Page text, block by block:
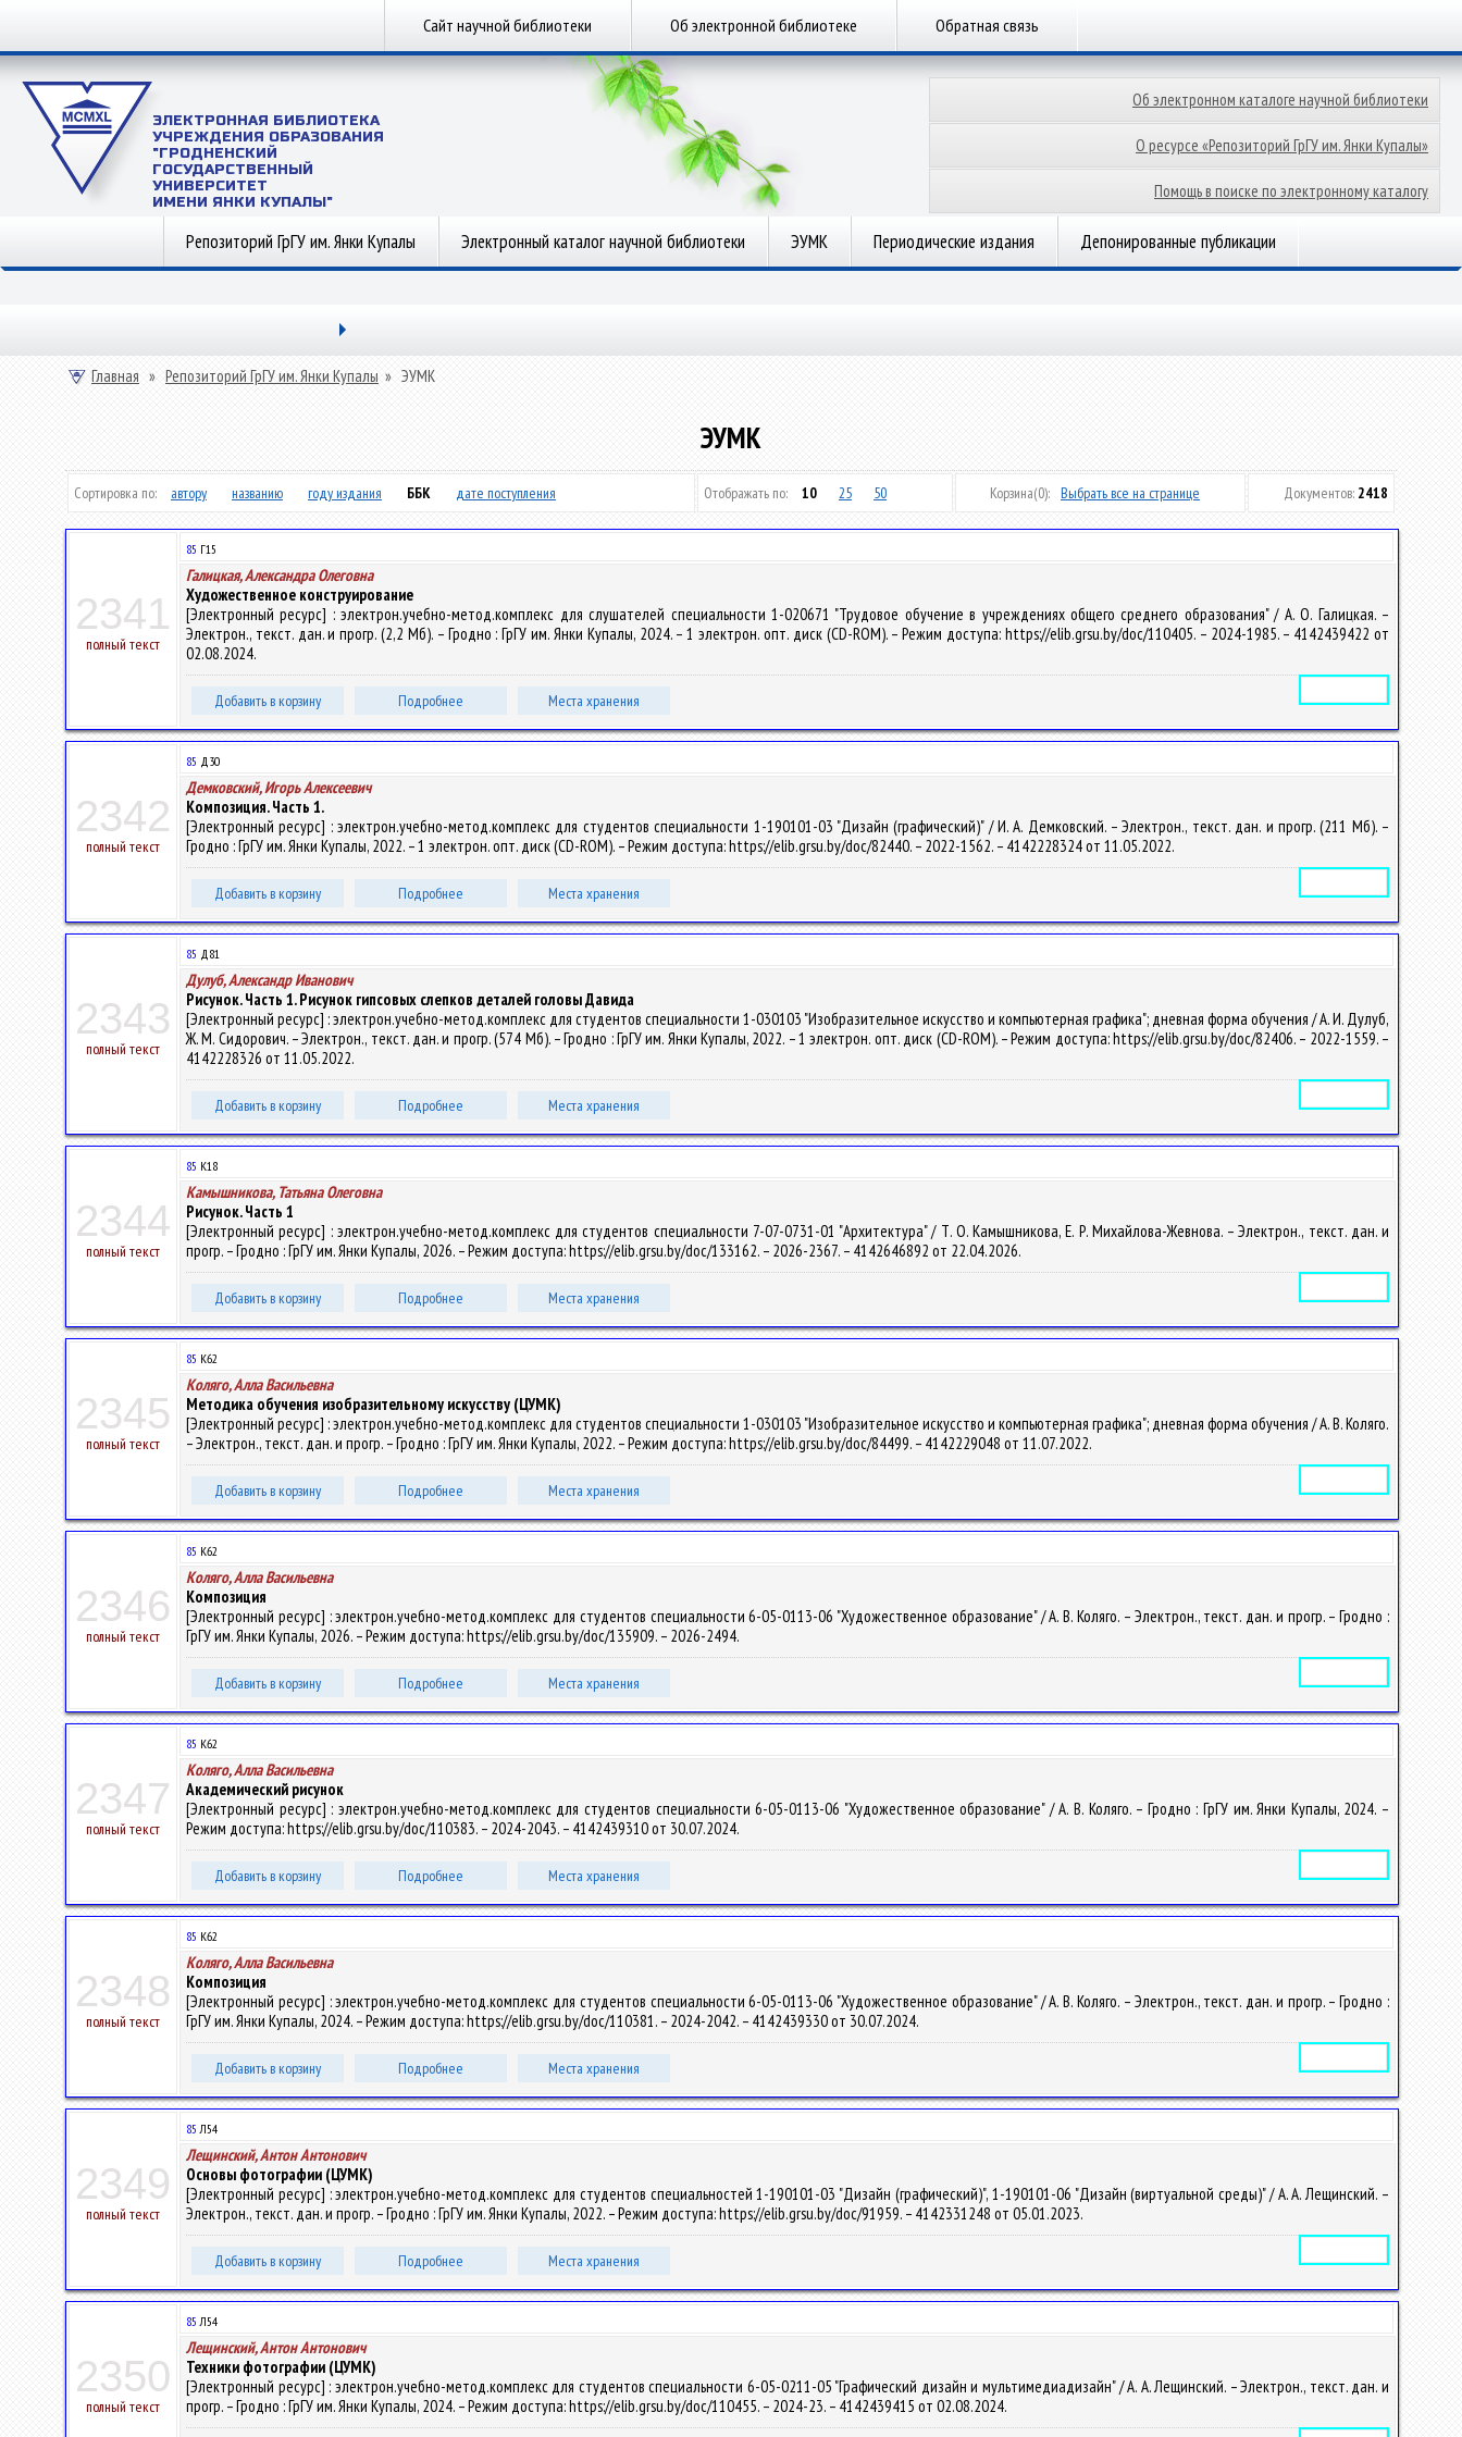
Сайт научной библиотеки Об электронной библиотеке Обратная связь
ЭЛЕКТРОННАЯ БИБЛИОТЕКА
УЧРЕЖДЕНИЯ ОБРАЗОВАНИЯ
"ГРОДНЕНСКИЙ
ГОСУДАРСТВЕННЫЙ
УНИВЕРСИТЕТ
ИМЕНИ ЯНКИ КУПАЛЫ"
Об электронном каталоге научной библиотеки
О ресурсе «Репозиторий ГрГУ им. Янки Купалы»
Помощь в поиске по электронному каталогу
Репозиторий ГрГУ им. Янки Купалы Электронный каталог научной библиотеки ЭУМК Периодические издания Депонированные публикации
Главная » Репозиторий ГрГУ им. Янки Купалы » ЭУМК
ЭУМК
Сортировка по: автору названию году издания ББК дате поступления Отображать по: 10 25 50 Корзина(0): Выбрать все на странице Документов: 2418
2341
полный текст
85 Г15
Галицкая, Александра Олеговна
Художественное конструирование
[Электронный ресурс] : электрон.учебно-метод.комплекс для слушателей специальности 1-020671 "Трудовое обучение в учреждениях общего среднего образования" / А. О. Галицкая. –
Электрон., текст. дан. и прогр. (2,2 Мб). – Гродно : ГрГУ им. Янки Купалы, 2024. – 1 электрон. опт. диск (CD-ROM). – Режим доступа: https://elib.grsu.by/doc/110405. – 2024-1985. – 4142439422 от
02.08.2024.
Добавить в корзину Подробнее Места хранения
2342
полный текст
85 Д30
Демковский, Игорь Алексеевич
Композиция. Часть 1.
[Электронный ресурс] : электрон.учебно-метод.комплекс для студентов специальности 1-190101-03 "Дизайн (графический)" / И. А. Демковский. – Электрон., текст. дан. и прогр. (211 Мб). –
Гродно : ГрГУ им. Янки Купалы, 2022. – 1 электрон. опт. диск (CD-ROM). – Режим доступа: https://elib.grsu.by/doc/82440. – 2022-1562. – 4142228324 от 11.05.2022.
Добавить в корзину Подробнее Места хранения
2343
полный текст
85 Д81
Дулуб, Александр Иванович
Рисунок. Часть 1. Рисунок гипсовых слепков деталей головы Давида
[Электронный ресурс] : электрон.учебно-метод.комплекс для студентов специальности 1-030103 "Изобразительное искусство и компьютерная графика"; дневная форма обучения / А. И. Дулуб,
Ж. М. Сидорович. – Электрон., текст. дан. и прогр. (574 Мб). – Гродно : ГрГУ им. Янки Купалы, 2022. – 1 электрон. опт. диск (CD-ROM). – Режим доступа: https://elib.grsu.by/doc/82406. – 2022-1559. –
4142228326 от 11.05.2022.
Добавить в корзину Подробнее Места хранения
2344
полный текст
85 К18
Камышникова, Татьяна Олеговна
Рисунок. Часть 1
[Электронный ресурс] : электрон.учебно-метод.комплекс для студентов специальности 7-07-0731-01 "Архитектура" / Т. О. Камышникова, Е. Р. Михайлова-Жевнова. – Электрон., текст. дан. и
прогр. – Гродно : ГрГУ им. Янки Купалы, 2026. – Режим доступа: https://elib.grsu.by/doc/133162. – 2026-2367. – 4142646892 от 22.04.2026.
Добавить в корзину Подробнее Места хранения
2345
полный текст
85 К62
Коляго, Алла Васильевна
Методика обучения изобразительному искусству (ЦУМК)
[Электронный ресурс] : электрон.учебно-метод.комплекс для студентов специальности 1-030103 "Изобразительное искусство и компьютерная графика"; дневная форма обучения / А. В. Коляго.
– Электрон., текст. дан. и прогр. – Гродно : ГрГУ им. Янки Купалы, 2022. – Режим доступа: https://elib.grsu.by/doc/84499. – 4142229048 от 11.07.2022.
Добавить в корзину Подробнее Места хранения
2346
полный текст
85 К62
Коляго, Алла Васильевна
Композиция
[Электронный ресурс] : электрон.учебно-метод.комплекс для студентов специальности 6-05-0113-06 "Художественное образование" / А. В. Коляго. – Электрон., текст. дан. и прогр. – Гродно :
ГрГУ им. Янки Купалы, 2026. – Режим доступа: https://elib.grsu.by/doc/135909. – 2026-2494.
Добавить в корзину Подробнее Места хранения
2347
полный текст
85 К62
Коляго, Алла Васильевна
Академический рисунок
[Электронный ресурс] : электрон.учебно-метод.комплекс для студентов специальности 6-05-0113-06 "Художественное образование" / А. В. Коляго. – Гродно : ГрГУ им. Янки Купалы, 2024. –
Режим доступа: https://elib.grsu.by/doc/110383. – 2024-2043. – 4142439310 от 30.07.2024.
Добавить в корзину Подробнее Места хранения
2348
полный текст
85 К62
Коляго, Алла Васильевна
Композиция
[Электронный ресурс] : электрон.учебно-метод.комплекс для студентов специальности 6-05-0113-06 "Художественное образование" / А. В. Коляго. – Электрон., текст. дан. и прогр. – Гродно :
ГрГУ им. Янки Купалы, 2024. – Режим доступа: https://elib.grsu.by/doc/110381. – 2024-2042. – 4142439330 от 30.07.2024.
Добавить в корзину Подробнее Места хранения
2349
полный текст
85 Л54
Лещинский, Антон Антонович
Основы фотографии (ЦУМК)
[Электронный ресурс] : электрон.учебно-метод.комплекс для студентов специальностей 1-190101-03 "Дизайн (графический)", 1-190101-06 "Дизайн (виртуальной среды)" / А. А. Лещинский. –
Электрон., текст. дан. и прогр. – Гродно : ГрГУ им. Янки Купалы, 2022. – Режим доступа: https://elib.grsu.by/doc/91959. – 4142331248 от 05.01.2023.
Добавить в корзину Подробнее Места хранения
2350
полный текст
85 Л54
Лещинский, Антон Антонович
Техники фотографии (ЦУМК)
[Электронный ресурс] : электрон.учебно-метод.комплекс для студентов специальности 6-05-0211-05 "Графический дизайн и мультимедиадизайн" / А. А. Лещинский. – Электрон., текст. дан. и
прогр. – Гродно : ГрГУ им. Янки Купалы, 2024. – Режим доступа: https://elib.grsu.by/doc/110455. – 2024-23. – 4142439415 от 02.08.2024.